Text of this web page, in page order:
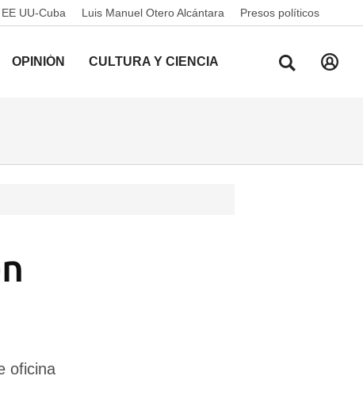
EE UU-Cuba Luis Manuel Otero Alcántara Presos políticos
OPINIÓN CULTURA Y CIENCIA
oficina